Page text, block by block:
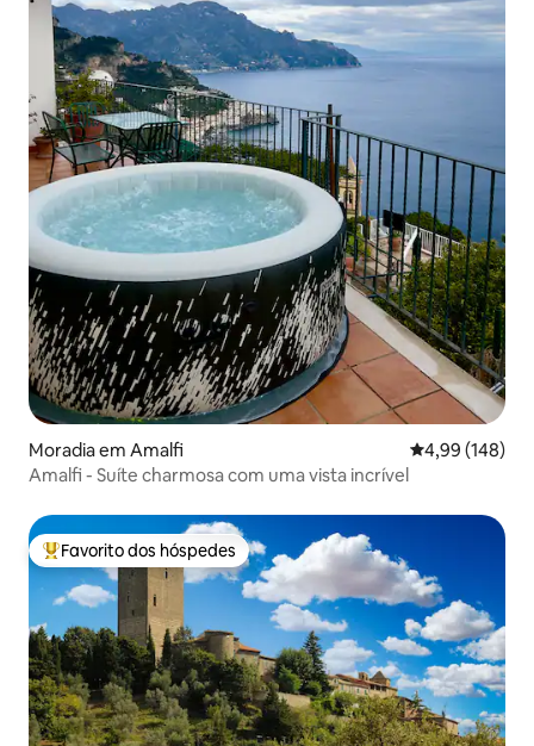
Moradia em Amalfi Classificação
4,99 (148)
Amalfi - Suíte charmosa com uma vista incrível
Favoritos dos hóspedes mais apreciados
Favorito dos hóspedes